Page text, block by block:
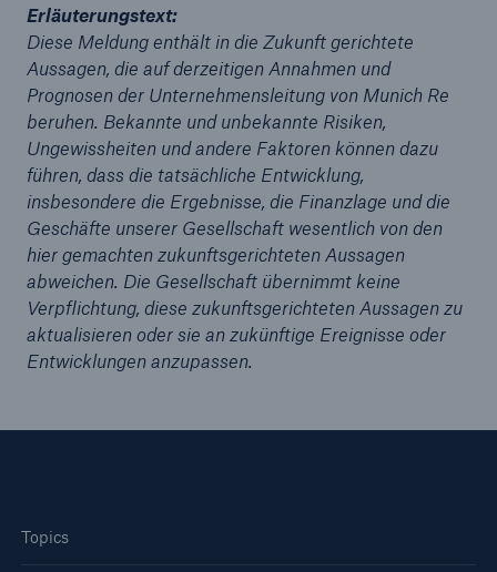
Erläuterungstext:
Diese Meldung enthält in die Zukunft gerichtete
Aussagen, die auf derzeitigen Annahmen und
Prognosen der Unternehmensleitung von Munich Re
beruhen. Bekannte und unbekannte Risiken,
Ungewissheiten und andere Faktoren können dazu
führen, dass die tatsächliche Entwicklung,
insbesondere die Ergebnisse, die Finanzlage und die
Geschäfte unserer Gesellschaft wesentlich von den
hier gemachten zukunftsgerichteten Aussagen
abweichen. Die Gesellschaft übernimmt keine
Verpflichtung, diese zukunftsgerichteten Aussagen zu
aktualisieren oder sie an zukünftige Ereignisse oder
Entwicklungen anzupassen.
Topics
Naturkatastrophen
Versicherungslücke: der Anteil der nicht
versicherten Schäden aus Naturkatastrophen
seit 1980 beträgt
71.8%